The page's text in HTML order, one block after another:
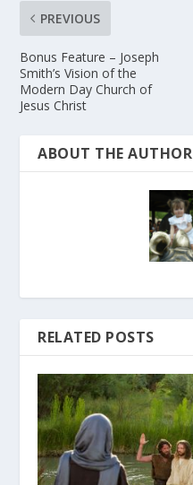
PREVIOUS
Bonus Feature – Joseph
Smith’s Vision of the
Modern Day Church of
Jesus Christ
ABOUT THE AUTHOR
RELATED POSTS